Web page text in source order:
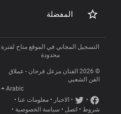
المفضلة
التسجيل المجاني في الموقع متاح لفترة
محدودة
© 2026 الفنان مزعل فرحان - عملاق
الفن الشعبي
Arabic
•
• الاخبار • معلومات عنا •
شروط • اتصل • سياسة الخصوصية •